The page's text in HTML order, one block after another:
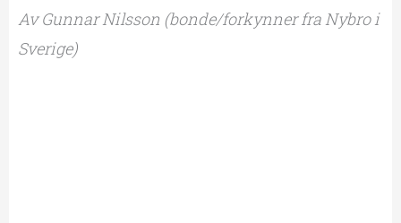
Av Gunnar Nilsson (bonde/forkynner fra Nybro i
Sverige)